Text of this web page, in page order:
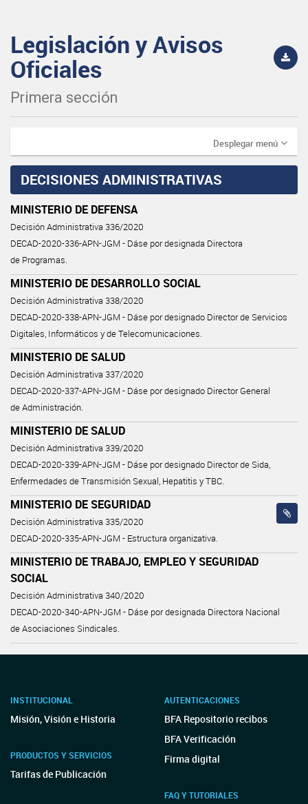
Legislación y Avisos
Oficiales
Primera sección
Desplegar menú
DECISIONES ADMINISTRATIVAS
MINISTERIO DE DEFENSA
Decisión Administrativa 336/2020
DECAD-2020-336-APN-JGM - Dáse por designada Directora
de Programas.
MINISTERIO DE DESARROLLO SOCIAL
Decisión Administrativa 338/2020
DECAD-2020-338-APN-JGM - Dáse por designado Director de Servicios
Digitales, Informáticos y de Telecomunicaciones.
MINISTERIO DE SALUD
Decisión Administrativa 337/2020
DECAD-2020-337-APN-JGM - Dáse por designado Director General
de Administración.
MINISTERIO DE SALUD
Decisión Administrativa 339/2020
DECAD-2020-339-APN-JGM - Dáse por designado Director de Sida,
Enfermedades de Transmisión Sexual, Hepatitis y TBC.
MINISTERIO DE SEGURIDAD
Decisión Administrativa 335/2020
DECAD-2020-335-APN-JGM - Estructura organizativa.
MINISTERIO DE TRABAJO, EMPLEO Y SEGURIDAD
SOCIAL
Decisión Administrativa 340/2020
DECAD-2020-340-APN-JGM - Dáse por designada Directora Nacional
de Asociaciones Sindicales.
INSTITUCIONAL
Misión, Visión e Historia
PRODUCTOS Y SERVICIOS
Tarifas de Publicación
AUTENTICACIONES
BFA Repositorio recibos
BFA Verificación
Firma digital
FAQ Y TUTORIALES